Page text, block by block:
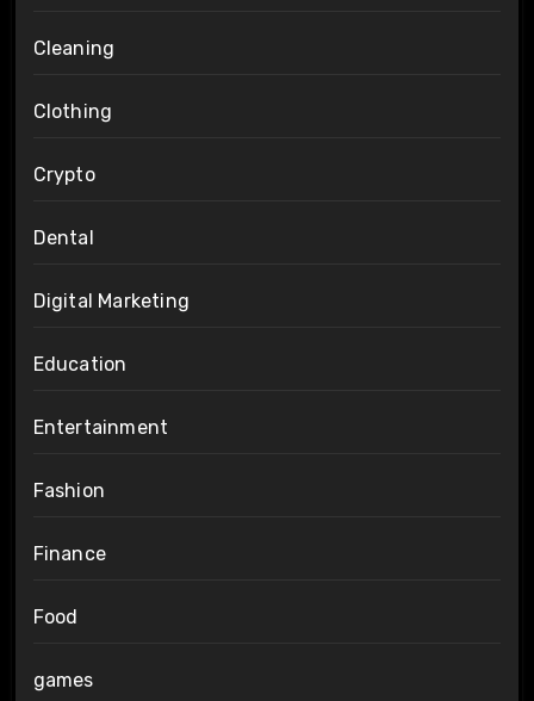
Cleaning
Clothing
Crypto
Dental
Digital Marketing
Education
Entertainment
Fashion
Finance
Food
games